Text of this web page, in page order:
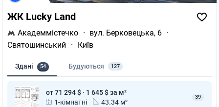
ЖК Lucky Land
Академмістечко · вул. Берковецька, 6 ·
Святошинський
· Київ
Здані 54 Будуються 127
от 71 294 $ · 1 645 $ за м²
1-кімнатні
43.34 м²
39